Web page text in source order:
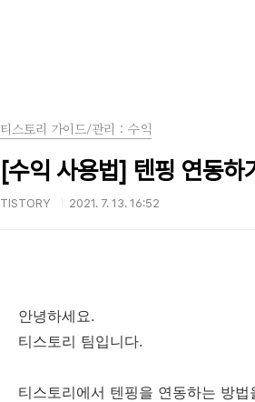
티스토리 가이드/관리 : 수익
[수익 사용법] 텐핑 연동하
TISTORY 2021. 7. 13. 16:52
안녕하세요.
티스토리 팀입니다.
티스토리에서 텐핑을 연동하는 방